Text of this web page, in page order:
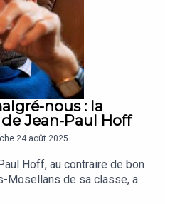
nous : la
Jean-Paul Hoff
24 août 2025
Hoff, au contraire de bon
Mosellans de sa classe, a
de force dans la Waffen SS.